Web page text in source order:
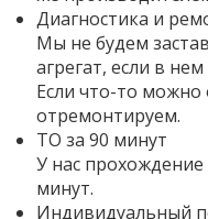
Диагностика и
Мы не будем
агрегат, если в
Если что-то
отремонтируем.
ТО за 90 минут
У нас
минут.
Индивидуальный